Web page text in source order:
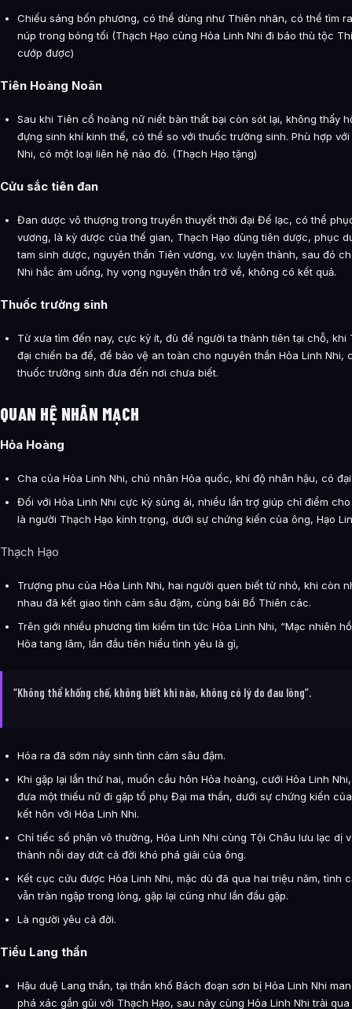
Chiếu sáng bốn phương, có thể dùng như Thiên nhãn, có thể tìm
núp trong bóng tối (Thạch Hạo cùng Hỏa Linh Nhi đi báo thù tộc
cướp được)
Tiên Hoàng Noãn
Sau khi Tiên cổ hoàng nữ niết bàn thất bại còn sót lại, không thấy
đựng sinh khí kinh thế, có thể so với thuốc trường sinh. Phù hợp với
Nhi, có một loại liên hệ nào đó. (Thạch Hạo tặng)
Cửu sắc tiên đan
Đan dược vô thượng trong truyền thuyết thời đại Đế lạc, có thể
vương, là kỳ dược của thế gian, Thạch Hạo dùng tiên dược, phục
tam sinh dược, nguyên thần Tiên vương, v.v. luyện thành, sau đó
Nhi hắc ám uống, hy vọng nguyên thần trở về, không có kết quả.
Thuốc trường sinh
Từ xưa tìm đến nay, cực kỳ ít, đủ để người ta thành tiên tại chỗ, khi
đại chiến ba đế, để bảo vệ an toàn cho nguyên thần Hỏa Linh Nhi,
thuốc trường sinh đưa đến nơi chưa biết.
QUAN HỆ NHÂN MẠCH
Hỏa Hoàng
Cha của Hỏa Linh Nhi, chủ nhân Hỏa quốc, khí độ nhân hậu, có
Đối với Hỏa Linh Nhi cực kỳ sủng ái, nhiều lần trợ giúp chỉ điểm
là người Thạch Hạo kính trọng, dưới sự chứng kiến của ông, Hạo
Thạch Hạo
Trượng phu của Hỏa Linh Nhi, hai người quen biết từ nhỏ, khi còn
nhau đã kết giao tình cảm sâu đậm, cùng bái Bổ Thiên các.
Trên giới nhiều phương tìm kiếm tin tức Hỏa Linh Nhi, “Mạc nhiên
Hỏa tang lâm, lần đầu tiên hiểu tình yêu là gì,
“Không thể khống chế, không biết khi nào, không có lý do đau lòng”.
Hóa ra đã sớm nảy sinh tình cảm sâu đậm.
Khi gặp lại lần thứ hai, muốn cầu hôn Hỏa hoàng, cưới Hỏa Linh
đưa một thiếu nữ đi gặp tổ phụ Đại ma thần, dưới sự chứng kiến
kết hôn với Hỏa Linh Nhi.
Chỉ tiếc số phận vô thường, Hỏa Linh Nhi cùng Tội Châu lưu lạc dị
thành nỗi day dứt cả đời khó phá giải của ông.
Kết cục cứu được Hỏa Linh Nhi, mặc dù đã qua hai triệu năm, tình
vẫn tràn ngập trong lòng, gặp lại cũng như lần đầu gặp.
Là người yêu cả đời.
Tiểu Lang thần
Hậu duệ Lang thần, tại thần khố Bách đoạn sơn bị Hỏa Linh Nhi
phá xác gần gũi với Thạch Hạo, sau này cùng Hỏa Linh Nhi trải